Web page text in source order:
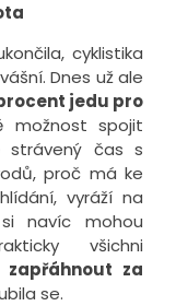
cyklistika
Dnes už ale
jedu pro
možnost spojit
strávený čas s
proč má ke
vyráží na
navíc mohou
všichni
za
se.